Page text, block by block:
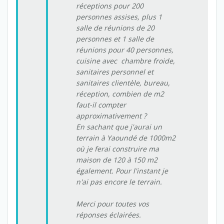
réceptions pour 200
personnes assises, plus 1
salle de réunions de 20
personnes et 1 salle de
réunions pour 40 personnes,
cuisine avec chambre froide,
sanitaires personnel et
sanitaires clientèle, bureau,
réception, combien de m2
faut-il compter
approximativement ?
En sachant que j'aurai un
terrain à Yaoundé de 1000m2
où je ferai construire ma
maison de 120 à 150 m2
également. Pour l'instant je
n'ai pas encore le terrain.
Merci pour toutes vos
réponses éclairées.